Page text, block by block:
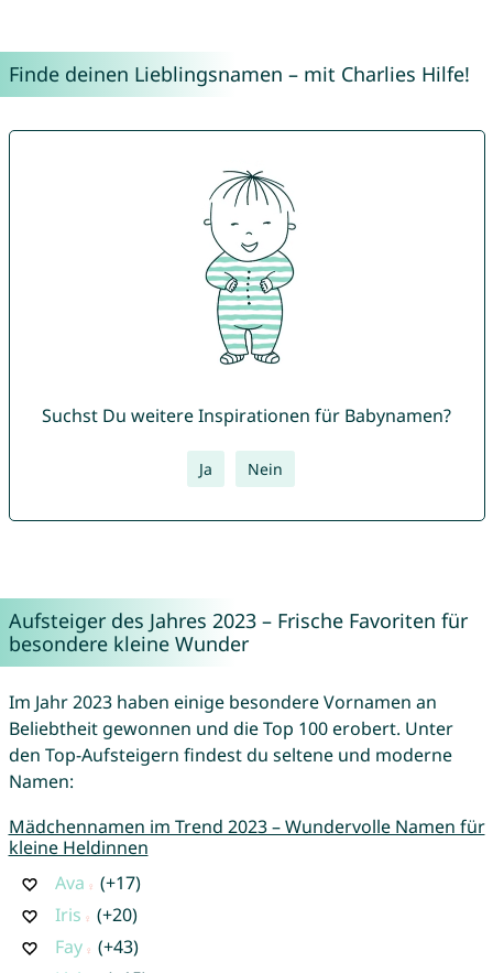
Finde deinen Lieblingsnamen – mit Charlies Hilfe!
Suchst Du weitere Inspirationen für Babynamen?
Ja Nein
Aufsteiger des Jahres 2023 – Frische Favoriten für
besondere kleine Wunder
Im Jahr 2023 haben einige besondere Vornamen an
Beliebtheit gewonnen und die Top 100 erobert. Unter
den Top-Aufsteigern findest du seltene und moderne
Namen:
Mädchennamen im Trend 2023 – Wundervolle Namen für
kleine Heldinnen
Ava
(+17)
Iris
(+20)
Fay
(+43)